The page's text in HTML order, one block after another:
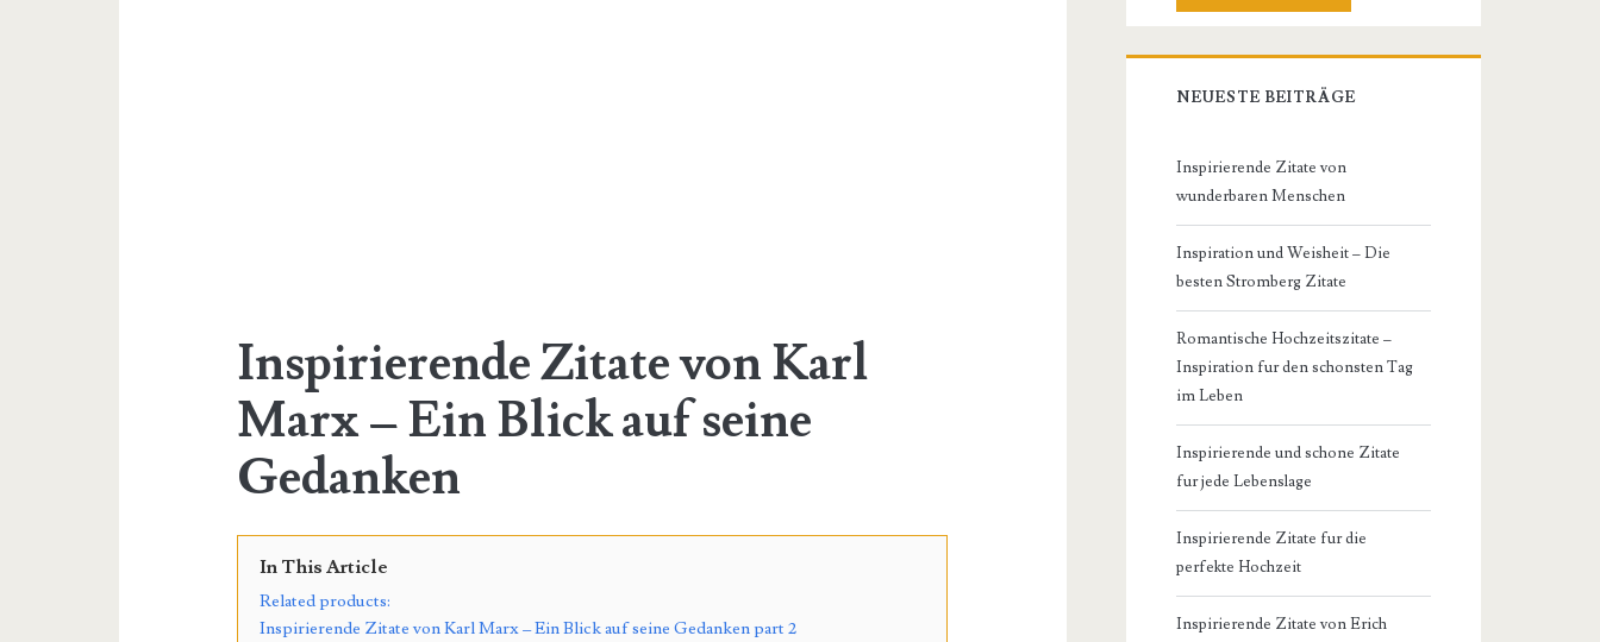
Inspirierende Zitate von Karl
Marx – Ein Blick auf seine
Gedanken
In This Article
Related products:
Inspirierende Zitate von Karl Marx – Ein Blick auf seine Gedanken part 2
NEUESTE BEITRÄGE
Inspirierende Zitate von
wunderbaren Menschen
Inspiration und Weisheit – Die
besten Stromberg Zitate
Romantische Hochzeitszitate –
Inspiration fur den schonsten Tag
im Leben
Inspirierende und schone Zitate
fur jede Lebenslage
Inspirierende Zitate fur die
perfekte Hochzeit
Inspirierende Zitate von Erich